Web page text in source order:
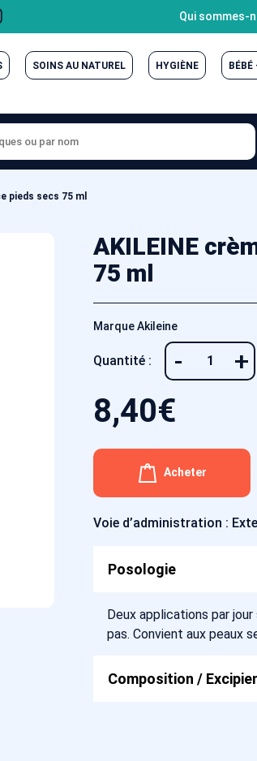
Instagram
Qui sommes-
SOINS AU NATUREL HYGIÈNE BÉBÉ
pieds secs 75 ml
AKILEINE
75 ml
Marque Akileine
Quantité : - +
8,40€
Acheter
Voie d’administration :
Posologie
Deux applications par
pas. Convient aux peaux
Composition /